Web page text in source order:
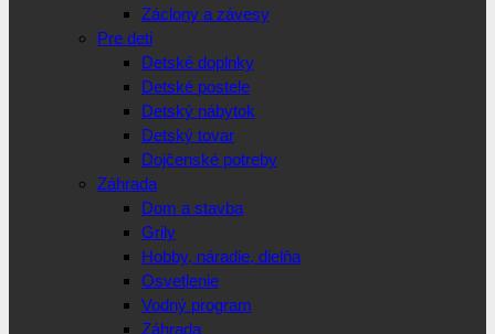
Záclony a závesy
Pre deti
Detské doplnky
Detské postele
Detský nábytok
Detský tovar
Dojčenské potreby
Záhrada
Dom a stavba
Grily
Hobby, náradie, dielňa
Osvetlenie
Vodný program
Záhrada